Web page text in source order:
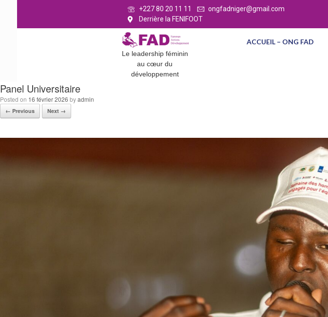
+227 80 20 11 11
ongfadniger@gmail.com
Derrière la FENIFOOT
Le leadership féminin
au cœur du
développement
ACCUEIL – ONG FAD
Panel Universitaire
Posted on 16 février 2026 byadmin
← Previous Next →